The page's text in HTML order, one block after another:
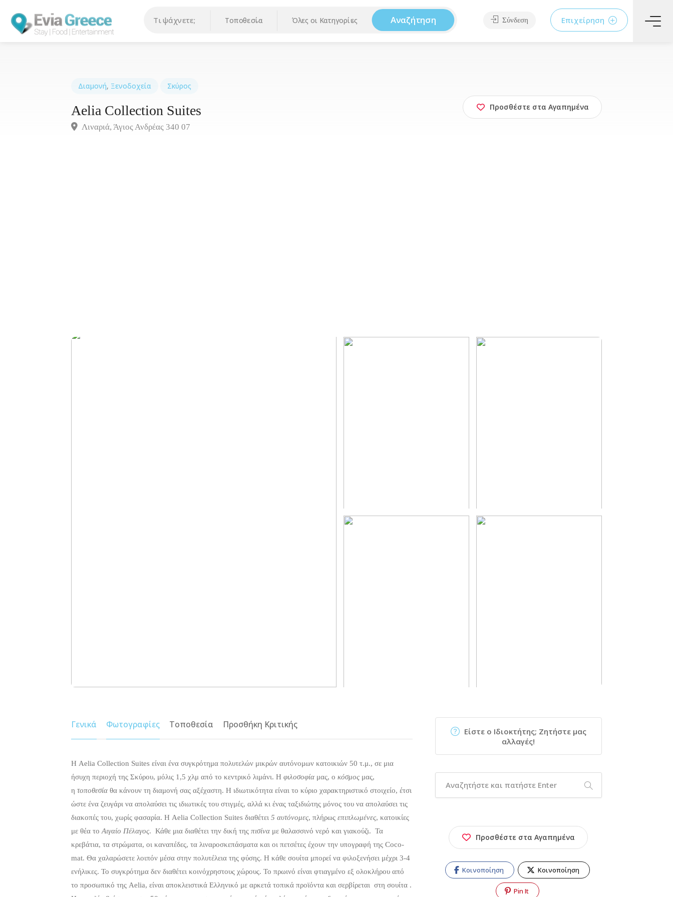
Τοποθεσία Όλες οι Κατηγορίες Αναζήτηση Σύνδεση Επιχείρηση
Διαμονή, Ξενοδοχεία Σκύρος
Aelia Collection Suites
Λιναριά, Άγιος Ανδρέας 340 07
Προσθέστε στα Αγαπημένα
Γενικά Φωτογραφίες Τοποθεσία Προσθήκη Κριτικής
Η Aelia Collection Suites είναι ένα συγκρότημα πολυτελών μικρών αυτόνομων κατοικιών 50 τ.μ., σε μια
ήσυχη περιοχή της Σκύρου, μόλις 1,5 χλμ από το κεντρικό λιμάνι. Η φιλοσοφία μας, ο κόσμος μας,
η τοποθεσία θα κάνουν τη διαμονή σας αξέχαστη. Η ιδιωτικότητα είναι το κύριο χαρακτηριστικό στοιχείο, έτσι
ώστε ένα ζευγάρι να απολαύσει τις ιδιωτικές του στιγμές, αλλά κι ένας ταξιδιώτης μόνος του να απολαύσει τις
διακοπές του, χωρίς φασαρία. Η Aelia Collection Suites διαθέτει 5 αυτόνομες, πλήρως επιπλωμένες, κατοικίες
με θέα το Αιγαίο Πέλαγος. Κάθε μια διαθέτει την δική της πισίνα με θαλασσινό νερό και γιακούζι. Τα
κρεβάτια, τα στρώματα, οι καναπέδες, τα λιναροσκεπάσματα και οι πετσέτες έχουν την υπογραφή της Coco-
mat. Θα χαλαρώσετε λοιπόν μέσα στην πολυτέλεια της φύσης. Η κάθε σουίτα μπορεί να φιλοξενήσει μέχρι 3-4
ενήλικες. Το συγκρότημα δεν διαθέτει κοινόχρηστους χώρους. Το πρωινό είναι φτιαγμένο εξ ολοκλήρου από
το προσωπικό της Aelia, είναι αποκλειστικά Ελληνικό με αρκετά τοπικά προϊόντα και σερβίρεται στη σουίτα .
Είστε ο Ιδιοκτήτης; Ζητήστε μας
αλλαγές!
Προσθέστε στα Αγαπημένα
Κοινοποίηση Κοινοποίηση
Pin It